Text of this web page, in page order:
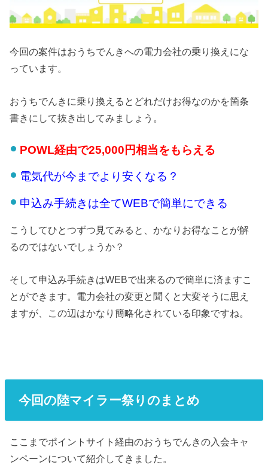
今回の案件はおうちでんきへの電力会社の乗り換えにな
っています。
おうちでんきに乗り換えるとどれだけお得なのかを箇条
書きにして抜き出してみましょう。
POWL経由で25,000円相当をもらえる
電気代が今までより安くなる？
申込み手続きは全てWEBで簡単にできる
こうしてひとつずつ見てみると、かなりお得なことが解
るのではないでしょうか？
そして申込み手続きはWEBで出来るので簡単に済ますこ
とができます。電力会社の変更と聞くと大変そうに思え
ますが、この辺はかなり簡略化されている印象ですね。
今回の陸マイラー祭りのまとめ
ここまでポイントサイト経由のおうちでんきの入会キャ
ンペーンについて紹介してきました。